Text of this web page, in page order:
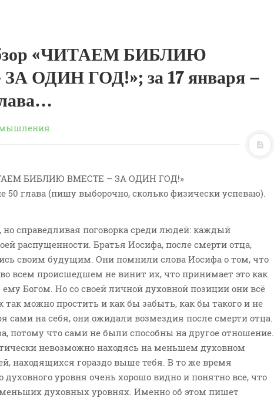
«ЧИТАЕМ БИБЛИЮ
ОДИН ГОД!»; за 17 января –
БИБЛИЮ ВМЕСТЕ – ЗА ОДИН ГОД!»
50 глава (пишу выборочно, сколько физически успеваю).
но справедливая поговорка среди людей: каждый
распущенности. Братья Иосифа, после смерти отца,
своим будущим. Они помнили слова Иосифа о том, что
всем происшедшем не винит их, что принимает это как
Богом. Но со своей личной духовной позиции они всё
так можно простить и как бы забыть, как бы такого и не
сами на себя, они ожидали возмездия после смерти отца.
потому что сами не были способны на другое отношение.
невозможно находясь на меньшем духовном
находящихся гораздо выше тебя. В то же время
духовного уровня очень хорошо видно и понятно все, что
духовных уровнях. Именно об этом пишет